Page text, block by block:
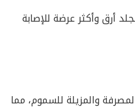
أرق وأكثر عرضة للإصابة
والمزيلة للسموم، مما